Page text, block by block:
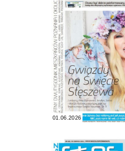
01.06.2026